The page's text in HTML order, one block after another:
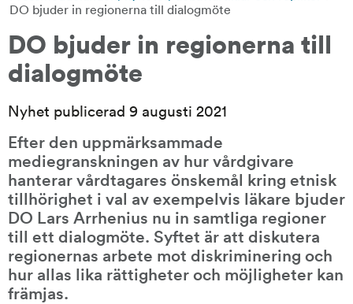
DO bjuder in regionerna till dialogmöte
DO bjuder in regionerna till
dialogmöte
Nyhet publicerad 9 augusti 2021
Efter den uppmärksammade
mediegranskningen av hur vårdgivare
hanterar vårdtagares önskemål kring etnisk
tillhörighet i val av exempelvis läkare bjuder
DO Lars Arrhenius nu in samtliga regioner
till ett dialogmöte. Syftet är att diskutera
regionernas arbete mot diskriminering och
hur allas lika rättigheter och möjligheter kan
främjas.